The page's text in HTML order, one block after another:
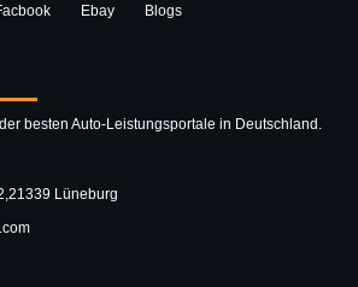
Ebay Blogs
besten Auto-Leistungsportale in Deutschland.
Lüneburg